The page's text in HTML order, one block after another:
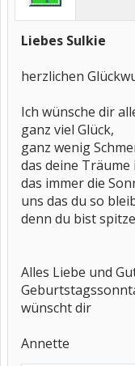
Liebes Sulkie
herzlichen
Ich wünsche dir
ganz viel Glück,
ganz wenig
das deine
das immer die
uns das du so
denn du bist
Alles Liebe und
wünscht dir
Annette